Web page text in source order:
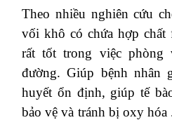
Theo nhiều nghiên cứu
vối khô có chứa hợp chất
rất tốt trong việc phòng
đường. Giúp bệnh nhân
huyết ổn định, giúp tế
bảo vệ và tránh bị oxy